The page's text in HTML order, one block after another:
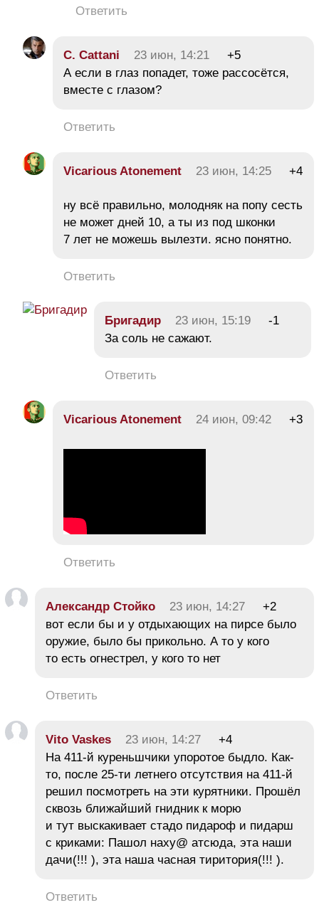
Ответить
C. Cattani 23 июн, 14:21
+5
А если в глаз попадет, тоже рассосётся,
вместе с глазом?
Ответить
Vicarious Atonement 23 июн, 14:25 +4
ну всё правильно, молодняк на попу сесть
не может дней 10, а ты из под шконки
7 лет не можешь вылезти. ясно понятно.
Ответить
Бригадир 23 июн, 15:19
-1
За соль не сажают.
Ответить
Vicarious Atonement 24 июн, 09:42 +3
Ответить
Александр Стойко 23 июн, 14:27
+2
вот если бы и у отдыхающих на пирсе было
оружие, было бы прикольно. А то у кого
то есть огнестрел, у кого то нет
Ответить
Vito Vaskes 23 июн, 14:27
+4
На 411-й куреньшчики упоротое быдло. Как-
то, после 25-ти летнего отсутствия на 411-й
решил посмотреть на эти курятники. Прошёл
сквозь ближайший гнидник к морю
и тут выскакивает стадо пидароф и пидарш
с криками: Пашол наху@ атсюда, эта наши
дачи(!!! ), эта наша часная тиритория(!!! ).
Ответить